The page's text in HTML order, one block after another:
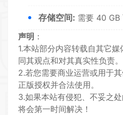
存储空间: 需要 40 GB
声明 ：
1.本站部分内容转载自其它
同其观点和对其真实性负责。
2.若您需要商业运营或用于
正版授权并合法使用。
3.如果本站有侵犯、不妥之处
将会第一时间解决！